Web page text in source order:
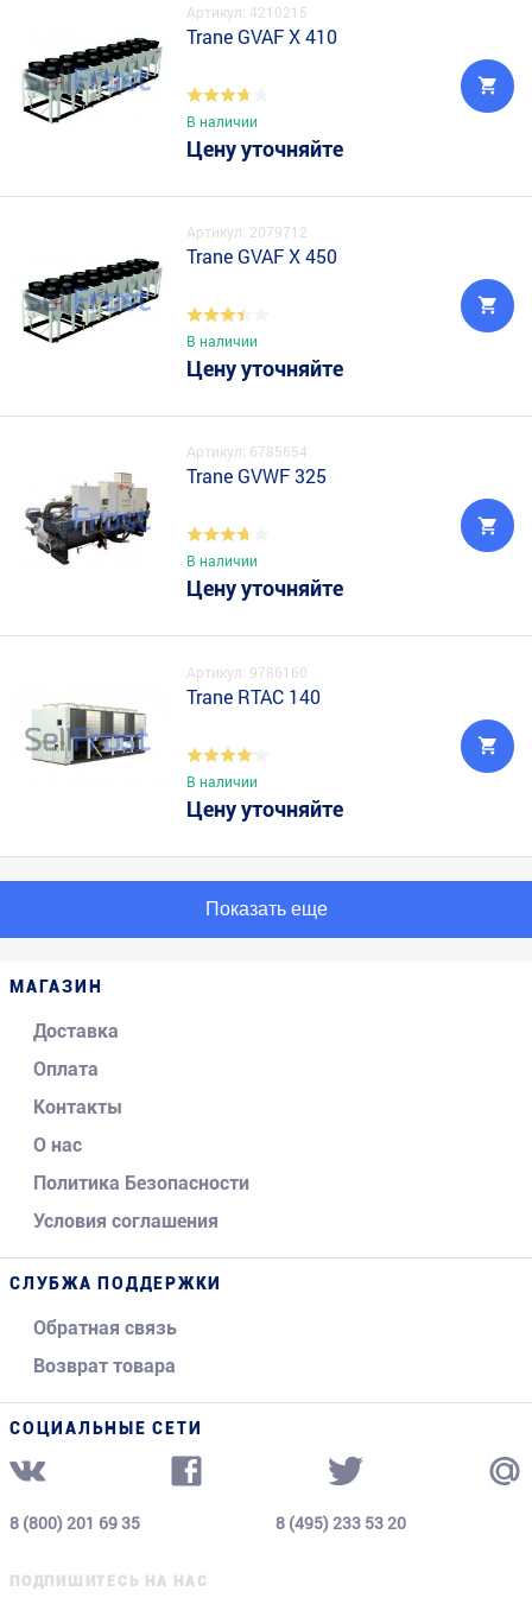
Артикул: 4210215
Trane GVAF X 410
В наличии
Цену уточняйте
Артикул: 2079712
Trane GVAF X 450
В наличии
Цену уточняйте
Артикул: 6785654
Trane GVWF 325
В наличии
Цену уточняйте
Артикул: 9786160
Trane RTAC 140
В наличии
Цену уточняйте
Показать еще
МАГАЗИН
Доставка
Оплата
Контакты
О нас
Политика Безопасности
Условия соглашения
СЛУБЖА ПОДДЕРЖКИ
Обратная связь
Возврат товара
СОЦИАЛЬНЫЕ СЕТИ
8 (800) 201 69 35 8 (495) 233 53 20
ПОДПИШИТЕСЬ НА НАС